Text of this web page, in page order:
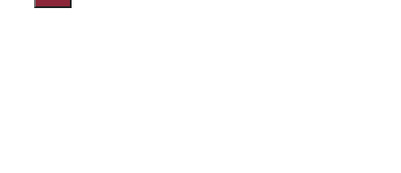
Schließen